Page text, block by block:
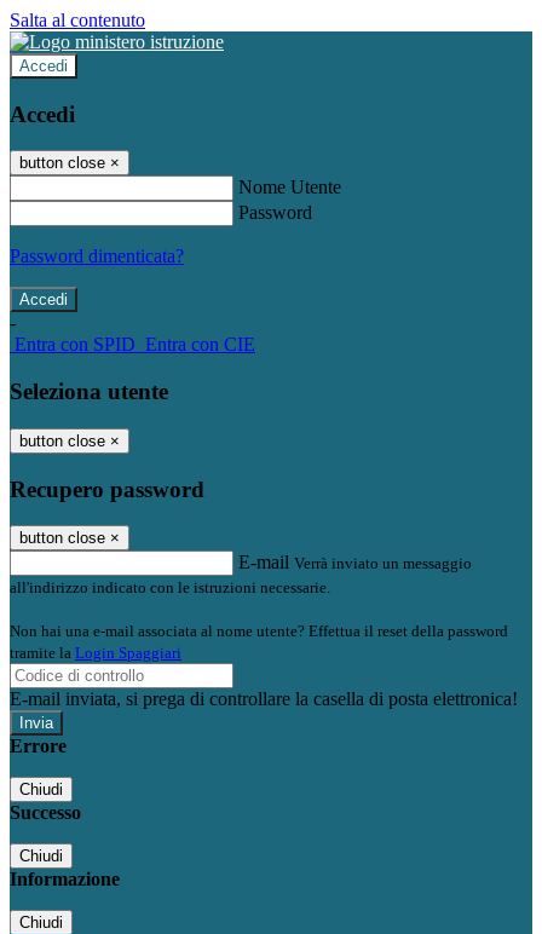
Salta al contenuto
Accedi
Accedi
button close ×
Nome Utente
Password
Password dimenticata?
-
Entra con SPID Entra con CIE
Seleziona utente
button close ×
Recupero password
button close ×
E-mail Verrà inviato un messaggio
all'indirizzo indicato con le istruzioni necessarie.
Non hai una e-mail associata al nome utente? Effettua il reset della password
tramite la Login Spaggiari
E-mail inviata, si prega di controllare la casella di posta elettronica!
Errore
Chiudi
Successo
Chiudi
Informazione
Chiudi